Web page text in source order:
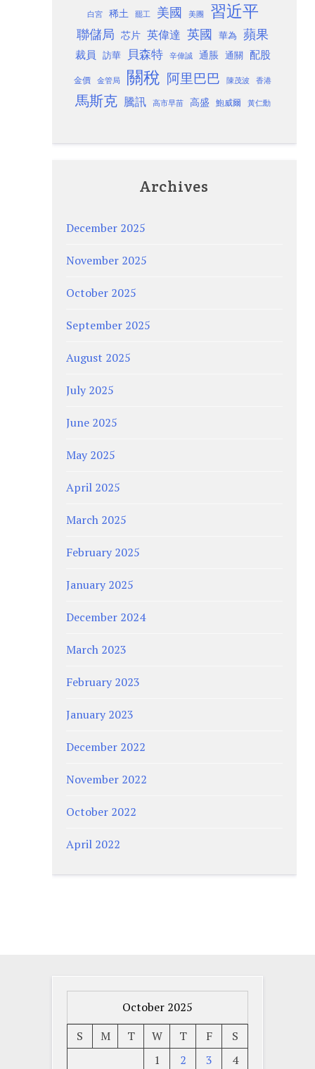
白宮 稀土 罷工 美國 美團 習近平
聯儲局 芯片 英偉達 英國 華為 蘋果
裁員 訪華 貝森特 辛偉誠 通脹 通關 配股
金價 金管局 關稅 阿里巴巴 陳茂波 香港
馬斯克 騰訊 高市早苗 高盛 鮑威爾 黃仁勳
Archives
December 2025
November 2025
October 2025
September 2025
August 2025
July 2025
June 2025
May 2025
April 2025
March 2025
February 2025
January 2025
December 2024
March 2023
February 2023
January 2023
December 2022
November 2022
October 2022
April 2022
October 2025
S
M T W T F
S
1
2 3 4